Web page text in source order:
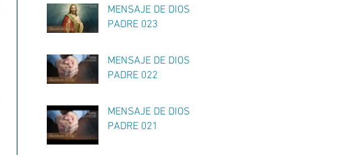
MENSAJE DE DIOS
PADRE 023
MENSAJE DE DIOS
PADRE 022
MENSAJE DE DIOS
PADRE 021